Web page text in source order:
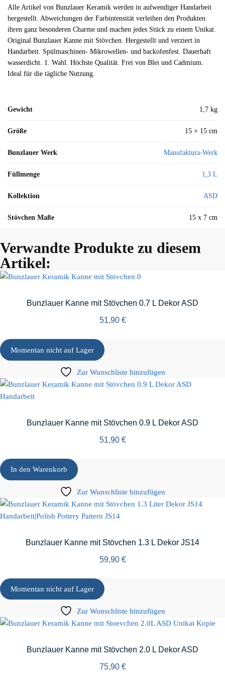
Alle Artikel von Bunzlauer Keramik werden in aufwendiger Handarbeit
hergestellt. Abweichungen der Farbintensität verleihen den Produkten
ihren ganz besonderen Charme und machen jedes Stück zu einem Unikat.
Original Bunzlauer Kanne mit Stövchen. Hergestellt und verziert in
Handarbeit. Spülmaschinen- Mikrowellen- und backofenfest. Dauerhaft
wasserdicht. 1. Wahl. Höchste Qualität. Frei von Blei und Cadmium.
Ideal für die tägliche Nutzung.
Gewicht 1,7 kg
Größe 15 × 15 cm
Bunzlauer Werk Manufaktura-Werk
Füllmenge 1,3 L
Kollektion ASD
Stövchen Maße 15 x 7 cm
Verwandte Produkte zu diesem
Artikel:
Bunzlauer Kanne mit Stövchen 0.7 L Dekor ASD
51,90 €
Momentan nicht auf Lager
Zur Wunschliste hinzufügen
Bunzlauer Kanne mit Stövchen 0.9 L Dekor ASD
51,90 €
In den Warenkorb
Zur Wunschliste hinzufügen
Bunzlauer Kanne mit Stövchen 1.3 L Dekor JS14
59,90 €
Momentan nicht auf Lager
Zur Wunschliste hinzufügen
Bunzlauer Kanne mit Stövchen 2.0 L Dekor ASD
75,90 €